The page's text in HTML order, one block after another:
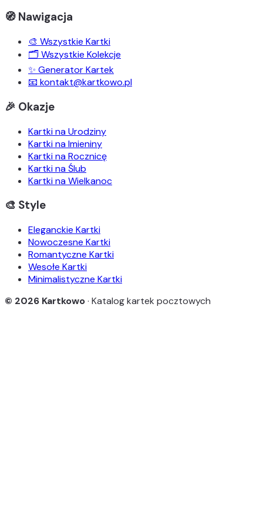
🧭 Nawigacja
🎨 Wszystkie Kartki
🗂️ Wszystkie Kolekcje
✨ Generator Kartek
📧 kontakt@kartkowo.pl
🎉 Okazje
Kartki na Urodziny
Kartki na Imieniny
Kartki na Rocznicę
Kartki na Ślub
Kartki na Wielkanoc
🎨 Style
Eleganckie Kartki
Nowoczesne Kartki
Romantyczne Kartki
Wesołe Kartki
Minimalistyczne Kartki
© 2026 Kartkowo· Katalog kartek pocztowych